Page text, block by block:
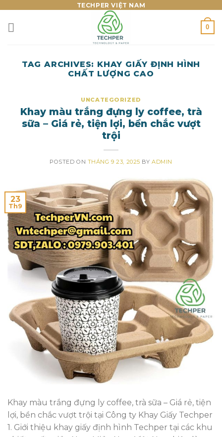
content
TECHPER VIỆT NAM
0
TAG ARCHIVES: KHAY GIẤY ĐỊNH HÌNH
CHẤT LƯỢNG CAO
UNCATEGORIZED
Khay màu trắng đựng ly coffee, trà
sữa – Giá rẻ, tiện lợi, bền chắc vượt
trội
POSTED ON THÁNG 9 23, 2025 BY ADMIN
23
Th9
Khay màu trắng đựng ly coffee, trà sữa – Giá rẻ, tiện
lợi, bền chắc vượt trội tại Công ty Khay Giấy Techper
1. Giới thiệu khay giấy định hình Techper tại các khu